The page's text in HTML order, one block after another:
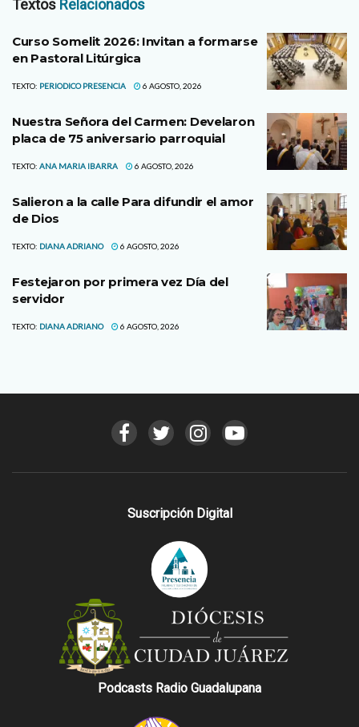
Textos Relacionados
Curso Somelit 2026: Invitan a formarse
en Pastoral Litúrgica
TEXTO: PERIODICO PRESENCIA 6 AGOSTO, 2026
Nuestra Señora del Carmen: Develaron
placa de 75 aniversario parroquial
TEXTO: ANA MARIA IBARRA 6 AGOSTO, 2026
Salieron a la calle Para difundir el amor
de Dios
TEXTO: DIANA ADRIANO 6 AGOSTO, 2026
Festejaron por primera vez Día del
servidor
TEXTO: DIANA ADRIANO 6 AGOSTO, 2026
Suscripción Digital
Podcasts Radio Guadalupana